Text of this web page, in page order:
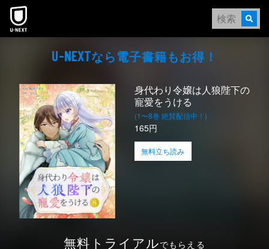
本文へスキップ
U-NEXTなら電⼦書籍もお得！
身代わり令嬢は人狼陛下の
寵愛をうける
(1〜8巻 絶賛配信中！)
165円
無料立ち読み
無料トライアルでもらえる